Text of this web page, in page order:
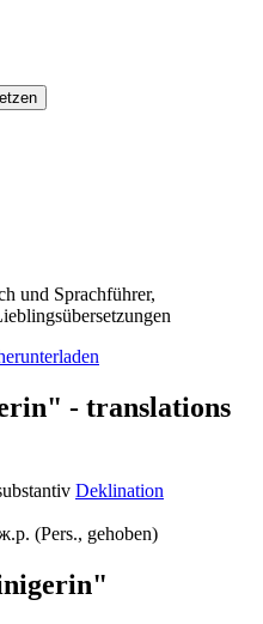
und Sprachführer,
- translations
Deklination
(Pers., gehoben)